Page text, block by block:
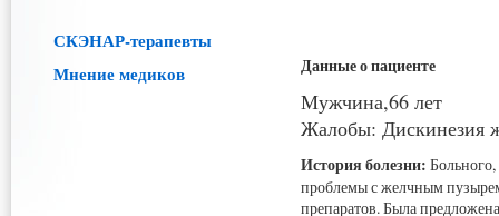
СКЭНАР-терапевты
Мнение медиков
Данные о пациенте
Мужчина,66 лет
Жалобы: Дискинезия
История болезни:
проблемы с желчным
препаратов. Была